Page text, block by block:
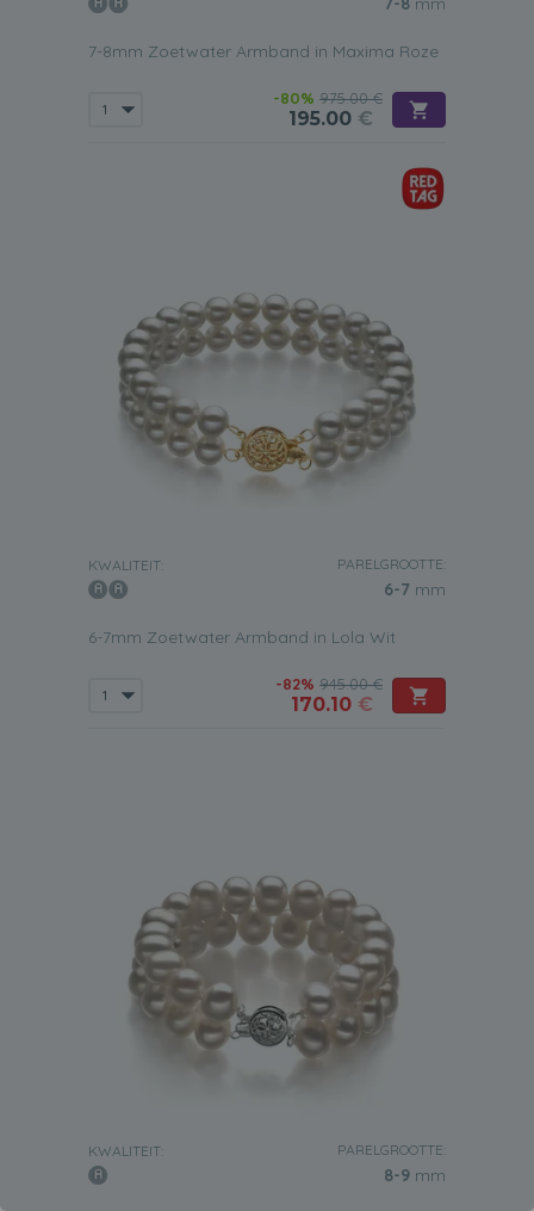
7-8mm Zoetwater Armband in Maxima Roze
-80% 975.00 €
195.00 €
KWALITEIT: PARELGROOTTE:
6-7 mm
6-7mm Zoetwater Armband in Lola Wit
-82% 945.00 €
170.10 €
KWALITEIT: PARELGROOTTE:
8-9 mm